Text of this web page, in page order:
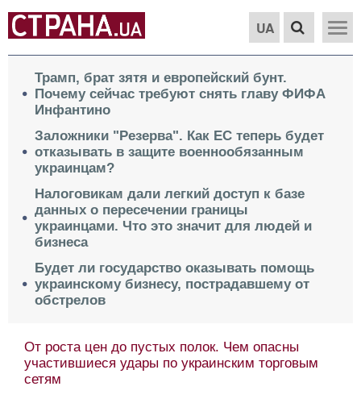
UA
Трамп, брат зятя и европейский бунт.
Почему сейчас требуют снять главу ФИФА
Инфантино
Заложники "Резерва". Как ЕС теперь будет
отказывать в защите военнообязанным
украинцам?
Налоговикам дали легкий доступ к базе
данных о пересечении границы
украинцами. Что это значит для людей и
бизнеса
Будет ли государство оказывать помощь
украинскому бизнесу, пострадавшему от
обстрелов
От роста цен до пустых полок. Чем опасны
участившиеся удары по украинским торговым
сетям